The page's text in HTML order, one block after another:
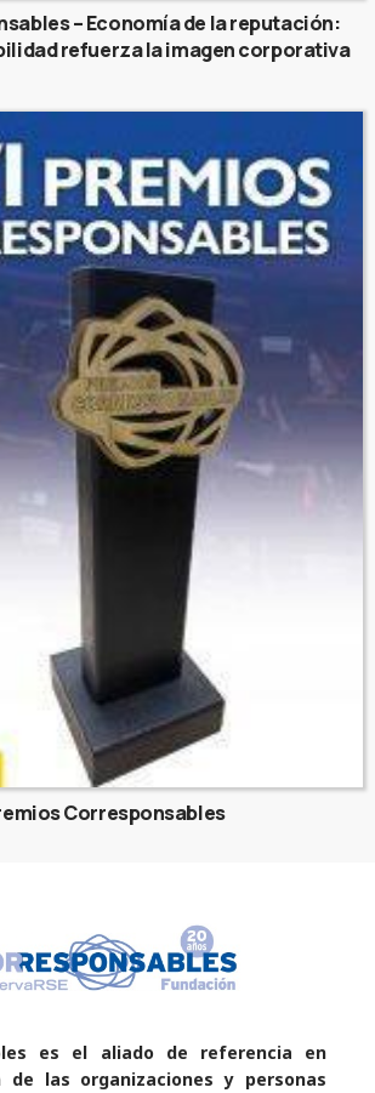
– Economía de la reputación:
refuerza la imagen corporativa
Corresponsables
es el aliado de referencia en
de las organizaciones y personas